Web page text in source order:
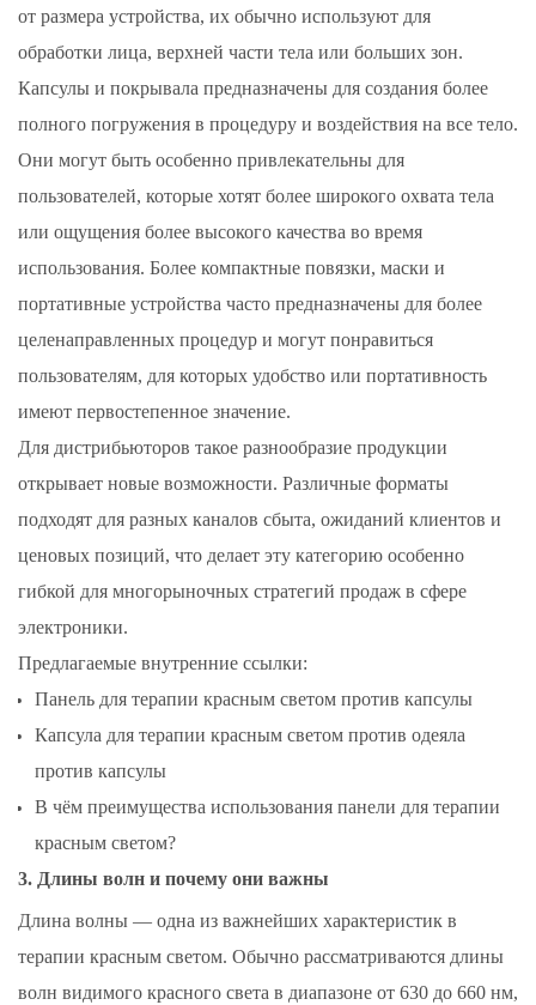
от размера устройства, их обычно используют для
обработки лица, верхней части тела или больших зон.
Капсулы и покрывала предназначены для создания более
полного погружения в процедуру и воздействия на все тело.
Они могут быть особенно привлекательны для
пользователей, которые хотят более широкого охвата тела
или ощущения более высокого качества во время
использования. Более компактные повязки, маски и
портативные устройства часто предназначены для более
целенаправленных процедур и могут понравиться
пользователям, для которых удобство или портативность
имеют первостепенное значение.
Для дистрибьюторов такое разнообразие продукции
открывает новые возможности. Различные форматы
подходят для разных каналов сбыта, ожиданий клиентов и
ценовых позиций, что делает эту категорию особенно
гибкой для многорыночных стратегий продаж в сфере
электроники.
Предлагаемые внутренние ссылки:
Панель для терапии красным светом против капсулы
Капсула для терапии красным светом против одеяла
против капсулы
В чём преимущества использования панели для терапии
красным светом?
3. Длины волн и почему они важны
Длина волны — одна из важнейших характеристик в
терапии красным светом. Обычно рассматриваются длины
волн видимого красного света в диапазоне от 630 до 660 нм,